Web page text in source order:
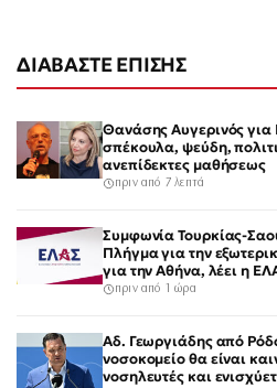
ΔΙΑΒΑΣΤΕ ΕΠΙΣΗΣ
Θανάσης Αυγερινός για
σπέκουλα, ψεύδη,
ανεπίδεκτες μαθήσεως
πριν από 7 λεπτά
Συμφωνία Τουρκίας-
Πλήγμα για την
για την Αθήνα, λέει η
πριν από 1 ώρα
Αδ. Γεωργιάδης από
νοσοκομείο θα είναι
νοσηλευτές και